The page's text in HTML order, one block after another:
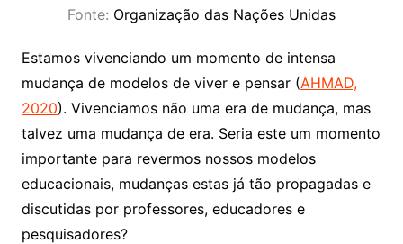
Fonte: Organização das Nações Unidas
Estamos vivenciando um momento de intensa
mudança de modelos de viver e pensar (AHMAD,
2020). Vivenciamos não uma era de mudança, mas
talvez uma mudança de era. Seria este um momento
importante para revermos nossos modelos
educacionais, mudanças estas já tão propagadas e
discutidas por professores, educadores e
pesquisadores?